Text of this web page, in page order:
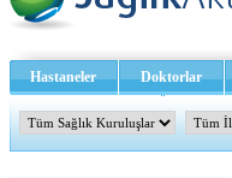
Hastaneler Doktorlar
Sağlık TV - Video İletişim